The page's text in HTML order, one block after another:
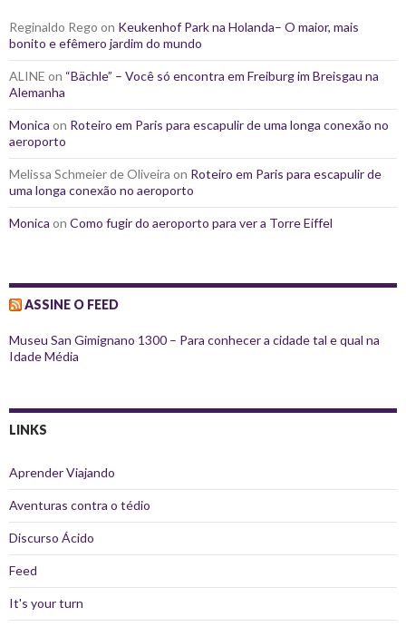
Reginaldo Rego on Keukenhof Park na Holanda– O maior, mais
bonito e efêmero jardim do mundo
ALINE on “Bächle” – Você só encontra em Freiburg im Breisgau na
Alemanha
Monica on Roteiro em Paris para escapulir de uma longa conexão no
aeroporto
Melissa Schmeier de Oliveira on Roteiro em Paris para escapulir de
uma longa conexão no aeroporto
Monica on Como fugir do aeroporto para ver a Torre Eiffel
ASSINE O FEED
Museu San Gimignano 1300 – Para conhecer a cidade tal e qual na
Idade Média
LINKS
Aprender Viajando
Aventuras contra o tédio
Discurso Ácido
Feed
It's your turn